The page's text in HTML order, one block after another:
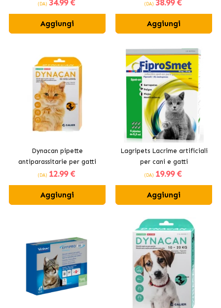
(DA) 34.99 €
Aggiungi
(DA) 38.99 €
Aggiungi
Dynacan pipette
antiparassitarie per gatti
(DA) 12.99 €
Aggiungi
Lagripets Lacrime artificiali
per cani e gatti
(DA) 19.99 €
Aggiungi